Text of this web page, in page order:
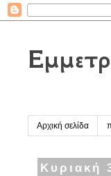
Αρχική σελίδα
Κυριακή